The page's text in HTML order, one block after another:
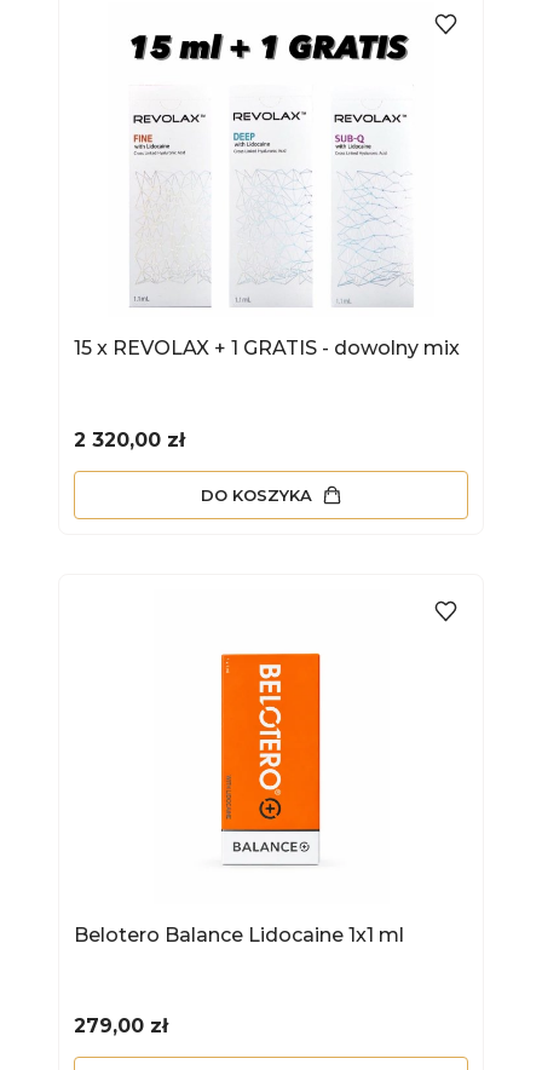
15 x REVOLAX + 1 GRATIS - dowolny mix
Cena
2 320,00 zł
DO KOSZYKA
Belotero Balance Lidocaine 1x1 ml
Cena
279,00 zł